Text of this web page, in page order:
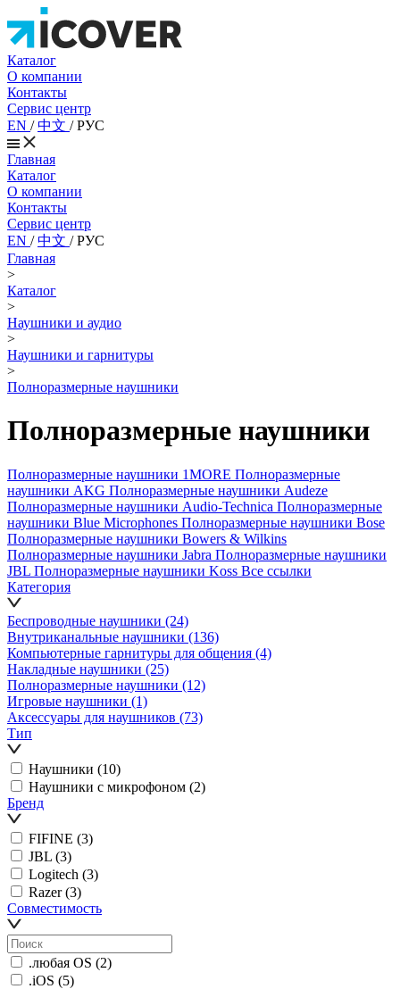
Каталог
О компании
Контакты
Сервис центр
EN /中文 /РУС
Главная
Каталог
О компании
Контакты
Сервис центр
EN /中文 /РУС
Главная
>
Каталог
>
Наушники и аудио
>
Наушники и гарнитуры
>
Полноразмерные наушники
Полноразмерные наушники
Полноразмерные наушники 1MORE Полноразмерные
наушники AKG Полноразмерные наушники Audeze
Полноразмерные наушники Audio-Technica Полноразмерные
наушники Blue Microphones Полноразмерные наушники Bose
Полноразмерные наушники Bowers & Wilkins
Полноразмерные наушники Jabra Полноразмерные наушники
JBL Полноразмерные наушники Koss Все ссылки
Категория
Беспроводные наушники (24)
Внутриканальные наушники (136)
Компьютерные гарнитуры для общения (4)
Накладные наушники (25)
Полноразмерные наушники (12)
Игровые наушники (1)
Аксессуары для наушников (73)
Тип
Наушники (10)
Наушники с микрофоном (2)
Бренд
FIFINE (3)
JBL (3)
Logitech (3)
Razer (3)
Совместимость
.любая OS (2)
.iOS (5)